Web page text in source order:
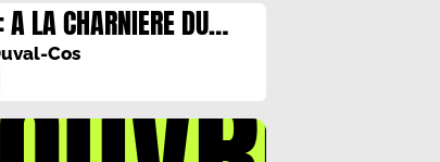
LA CHARNIERE DU
Cos